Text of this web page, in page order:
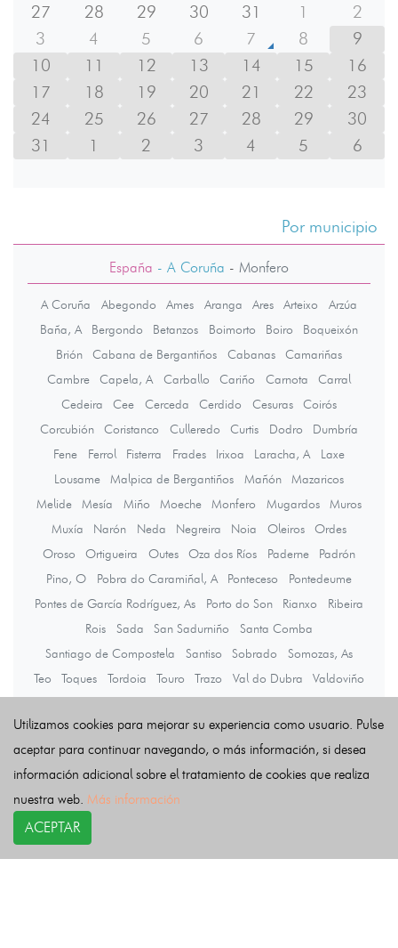
27
28 29 30 31 1
2
3
4 5 6 7 8
9
10
11 12 13 14 15
16
17
18 19 20 21 22
23
24
25 26 27 28 29
30
31
1 2 3 4 5 6
Por municipio
España - A Coruña - Monfero
A Coruña Abegondo Ames Aranga Ares Arteixo
Arzúa
Baña, A
Bergondo Betanzos Boimorto Boiro
Boqueixón
Brión
Cabana de Bergantiños Cabanas
Camariñas
Cambre
Capela, A Carballo Cariño Carnota
Carral
Cedeira
Cee Cerceda Cerdido Cesuras
Coirós
Corcubión
Coristanco Culleredo Curtis Dodro
Dumbría
Fene
Ferrol Fisterra Frades Irixoa Laracha, A
Laxe
Lousame
Malpica de Bergantiños Mañón
Mazaricos
Melide
Mesía Miño Moeche Monfero Mugardos
Muros
Muxía
Narón Neda Negreira Noia Oleiros
Ordes
Oroso
Ortigueira Outes Oza dos Ríos Paderne
Padrón
Pino, O
Pobra do Caramiñal, A Ponteceso
Pontedeume
Pontes de García Rodríguez, As
Porto do Son Rianxo
Ribeira
Rois
Sada San Sadurniño
Santa Comba
Santiago de Compostela
Santiso Sobrado
Somozas, As
Teo
Toques Tordoia Touro Trazo Val do Dubra
Valdoviño
Últimas noticias
Utilizamos cookies para mejorar su experiencia como usuario. Pulse
aceptar para continuar navegando, o más información, si desea
información adicional sobre el tratamiento de cookies que realiza
nuestra web. Más información
ACEPTAR